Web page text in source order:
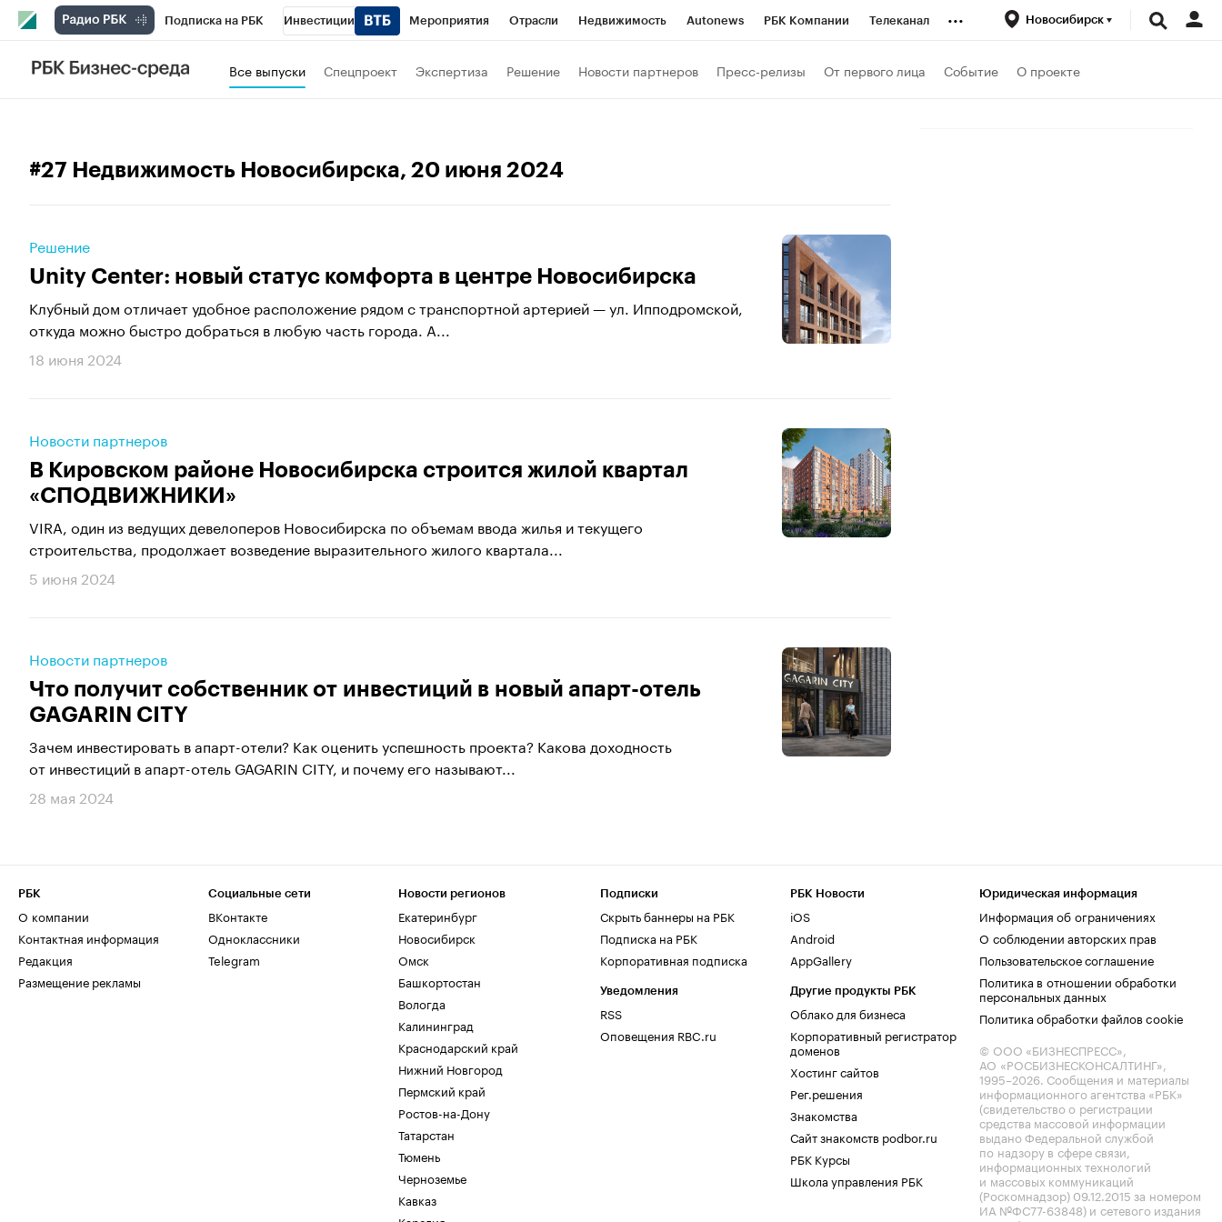
Подписка на РБК Инвестиции Мероприятия Отрасли Недвижимость Autonews РБК Компании Телеканал
РБК Вино
Политика Экономика
... Новосибирск
Все выпуски Спецпроект Экспертиза Решение Новости партнеров Пресс-релизы От первого лица Событие О проекте
#27 Недвижимость Новосибирска, 20 июня 2024
Решение
Unity Center: новый статус комфорта в центре Новосибирска
Клубный дом отличает удобное расположение рядом с транспортной артерией — ул. Ипподромской,
откуда можно быстро добраться в любую часть города. А...
18 июня 2024
Новости партнеров
В Кировском районе Новосибирска строится жилой квартал
«СПОДВИЖНИКИ»
VIRA, один из ведущих девелоперов Новосибирска по объемам ввода жилья и текущего
строительства, продолжает возведение выразительного жилого квартала...
5 июня 2024
Новости партнеров
Что получит собственник от инвестиций в новый апарт-отель
GAGARIN CITY
Зачем инвестировать в апарт-отели? Как оценить успешность проекта? Какова доходность
от инвестиций в апарт-отель GAGARIN CITY, и почему его называют...
28 мая 2024
РБК
О компании
Контактная информация
Редакция
Размещение рекламы
Социальные сети
ВКонтакте
Одноклассники
Telegram
Новости регионов
Екатеринбург
Новосибирск
Омск
Башкортостан
Вологда
Калининград
Краснодарский край
Нижний Новгород
Пермский край
Ростов-на-Дону
Татарстан
Тюмень
Черноземье
Кавказ
Подписки
Скрыть баннеры на РБК
Подписка на РБК
Корпоративная подписка
Уведомления
RSS
Оповещения RBC.ru
РБК Новости
iOS
Android
AppGallery
Другие продукты РБК
Облако для бизнеса
Корпоративный регистратор
доменов
Хостинг сайтов
Рег.решения
Знакомства
Сайт знакомств podbor.ru
РБК Курсы
Школа управления РБК
Юридическая информация
Информация об ограничениях
О соблюдении авторских прав
Пользовательское соглашение
Политика в отношении обработки
персональных данных
Политика обработки файлов cookie
© ООО «БИЗНЕСПРЕСС»,
АО «РОСБИЗНЕСКОНСАЛТИНГ»,
1995–2026. Сообщения и материалы
информационного агентства «РБК»
(свидетельство о регистрации
средства массовой информации
выдано Федеральной службой
по надзору в сфере связи,
информационных технологий
и массовых коммуникаций
(Роскомнадзор) 09.12.2015 за номером
ИА №ФС77-63848) и сетевого издания